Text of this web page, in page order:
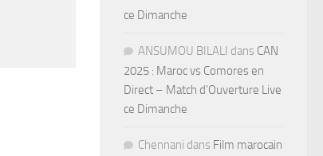
ce Dimanche
ANSUMOU BILALI dans CAN
2025 : Maroc vs Comores en
Direct – Match d’Ouverture Live
ce Dimanche
Chennani dans Film marocain